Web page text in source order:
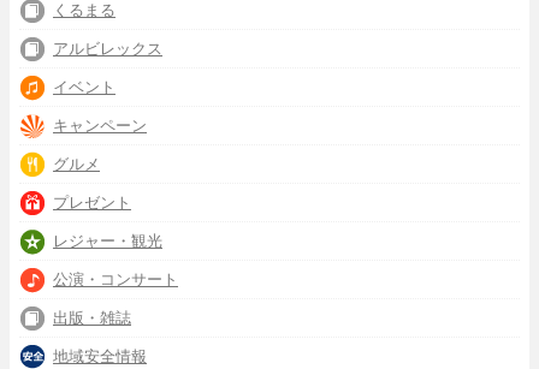
くるまる
アルビレックス
イベント
キャンペーン
グルメ
プレゼント
レジャー・観光
公演・コンサート
出版・雑誌
地域安全情報